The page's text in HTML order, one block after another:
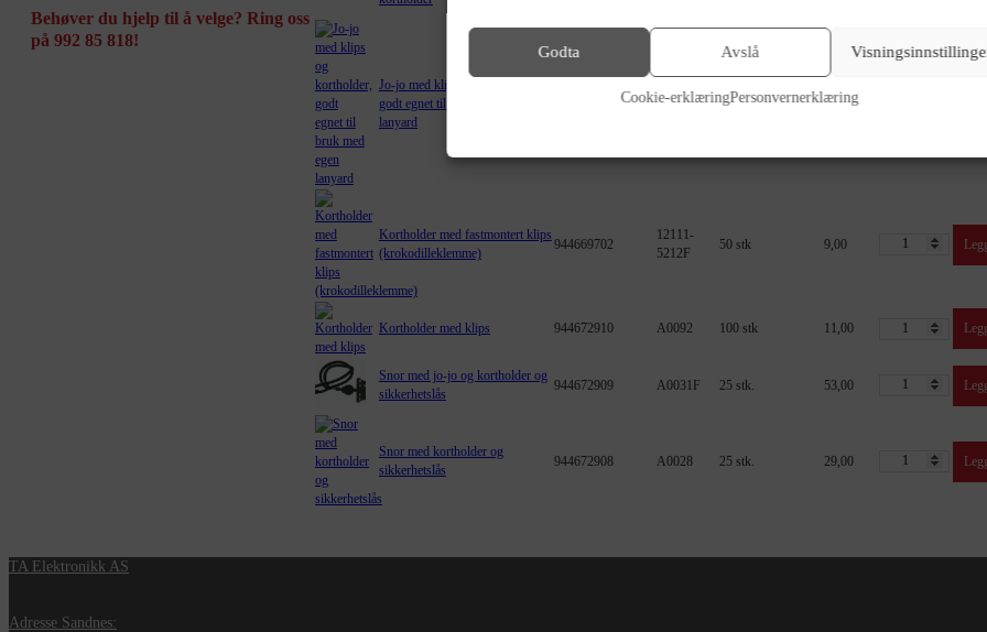
Godta Avslå
Cookie-erklæringPersonvernerklæring
Behøver du hjelp til å velge? Ring oss
på 992 85 818!
Jo-jo med klips og kortholder,
godt egnet til bruk med egen
lanyard
A0027 25 stk. 41,00
Kortholder med fastmontert klips
(krokodilleklemme)
944669702
12111-
5212F
50 stk 9,00
Kortholder med klips 944672910 A0092 100 stk 11,00
Snor med jo-jo og kortholder og
sikkerhetslås
944672909 A0031F 25 stk. 53,00
Snor med kortholder og
sikkerhetslås
944672908 A0028 25 stk. 29,00
TA Elektronikk AS
Adresse Sandnes: